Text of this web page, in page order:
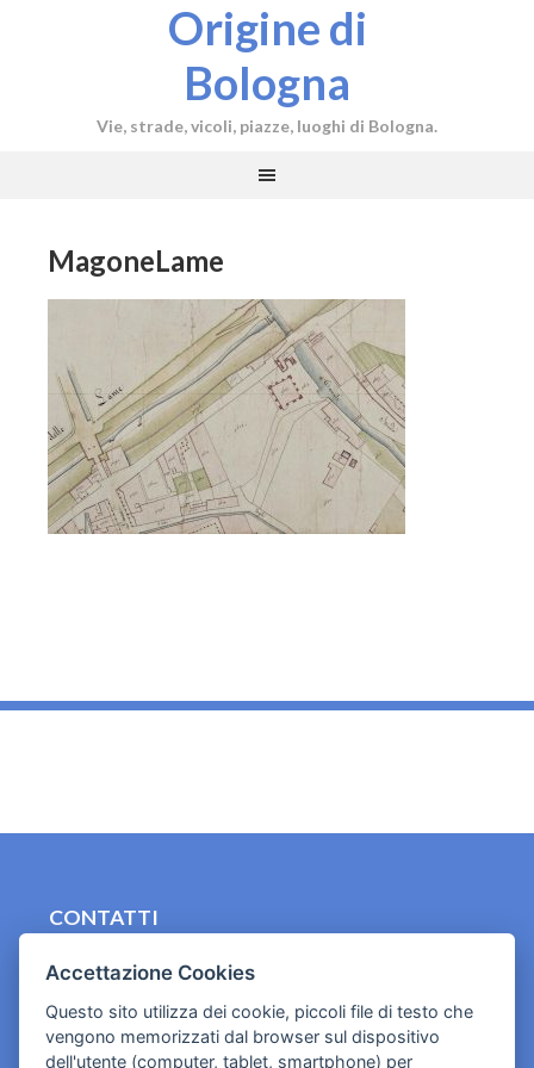
Origine di
Bologna
Vie, strade, vicoli, piazze, luoghi di Bologna.
MagoneLame
CONTATTI
Cookies e informativa privacy
Accettazione Cookies
Questo sito utilizza dei cookie, piccoli file di testo che
vengono memorizzati dal browser sul dispositivo
dell'utente (computer, tablet, smartphone) per